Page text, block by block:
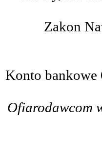
Zakon
Konto bankowe
Ofiarodawcom